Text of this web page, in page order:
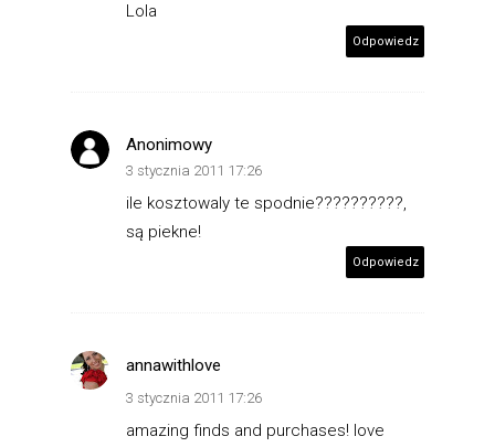
Lola
Odpowiedz
Anonimowy
3 stycznia 2011 17:26
ile kosztowaly te spodnie??????????,
są piekne!
Odpowiedz
annawithlove
3 stycznia 2011 17:26
amazing finds and purchases! love